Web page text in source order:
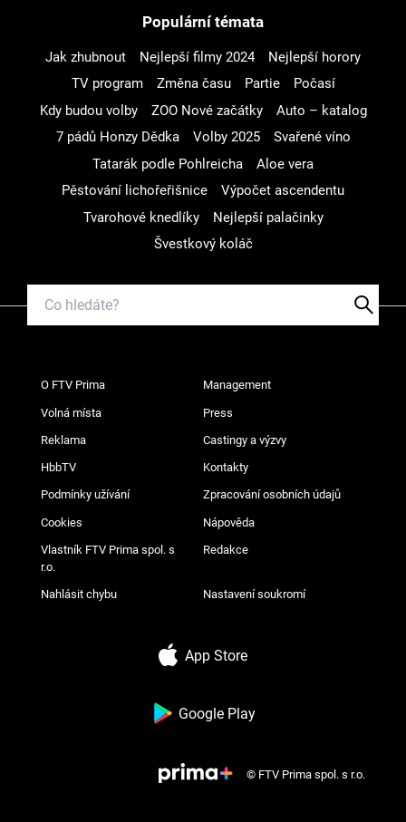
Populární témata
Jak zhubnout Nejlepší filmy 2024
Nejlepší horory
TV program
Změna času Partie
Počasí
Kdy budou volby
ZOO Nové začátky
Auto – katalog
7 pádů Honzy Dědka
Volby 2025
Svařené víno
Tatarák podle Pohlreicha
Aloe vera
Pěstování lichořeřišnice
Výpočet ascendentu
Tvarohové knedlíky
Nejlepší palačinky
Švestkový koláč
O FTV Prima Management
Volná místa Press
Reklama Castingy a výzvy
HbbTV Kontakty
Podmínky užívání Zpracování osobních údajů
Cookies Nápověda
Vlastník FTV Prima spol. s
r.o.
Redakce
Nahlásit chybu Nastavení soukromí
App Store
Google Play
© FTV Prima spol. s r.o.